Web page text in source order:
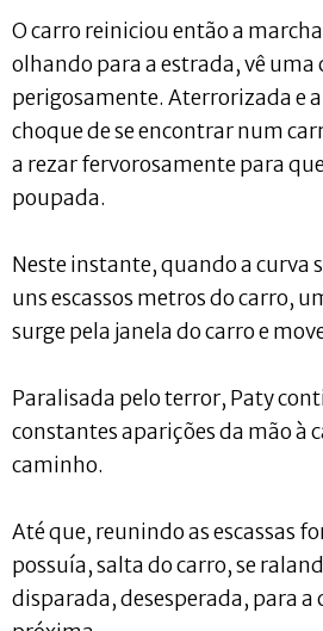
O carro reiniciou então a
olhando para a estrada, vê
perigosamente. Aterrorizada e
choque de se encontrar num
a rezar fervorosamente para
poupada.
Neste instante, quando a curva
uns escassos metros do carro,
surge pela janela do carro e
Paralisada pelo terror, Paty
constantes aparições da mão à
caminho.
Até que, reunindo as escassas
possuía, salta do carro, se
disparada, desesperada, para a